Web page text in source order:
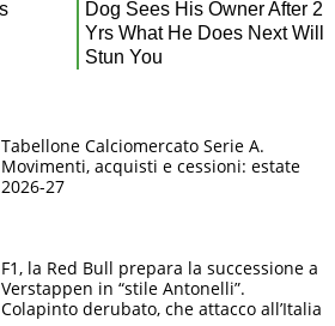
Tabellone Calciomercato Serie A.
Movimenti, acquisti e cessioni: estate
2026-27
F1, la Red Bull prepara la successione a
Verstappen in “stile Antonelli”.
Colapinto derubato, che attacco all’Italia